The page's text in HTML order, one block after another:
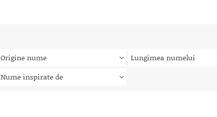
Origine nume
Lungimea numelui
Nume inspirate de